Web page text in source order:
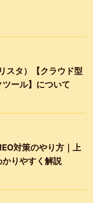
スタ）【クラウド型
ール】について
対策のやり方｜上
りやすく解説